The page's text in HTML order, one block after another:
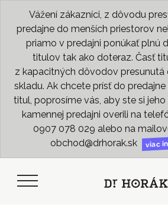
Vážení zákazníci, z dôvodu
predajne do menších priestorov
priamo v predajni ponúkať plnú
titulov tak ako doteraz. Časť
z kapacitných dôvodov presunutá
skladu. Ak chcete prísť do
titul, poprosíme vás, aby ste si
kamennej predajni overili na
0907 078 029 alebo na
obchod@drhorak.sk
viac